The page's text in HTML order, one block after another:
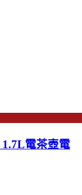
1.7L電茶壺電